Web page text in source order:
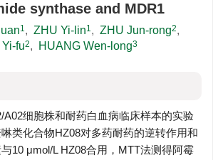
synthase and MDR1
1, ZHU Yi-lin1, ZHU Jun-rong2,
fu2, HUANG Wen-long3
A02细胞株和耐药白血病临床样本的实验
类化合物HZ08对多药耐药的逆转作用和
10 μmol/L HZ08合用，MTT法测得阿霉